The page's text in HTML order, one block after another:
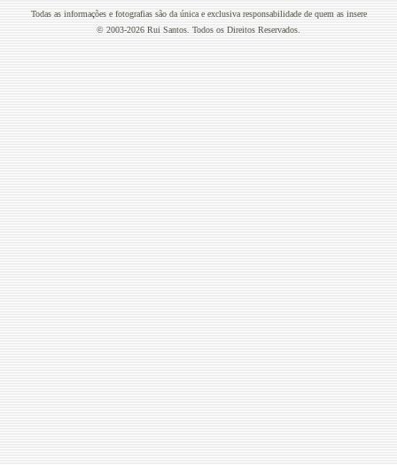
Todas as informações e fotografias são da única e exclusiva responsabilidade de quem as insere
© 2003-2026 Rui Santos. Todos os Direitos Reservados.